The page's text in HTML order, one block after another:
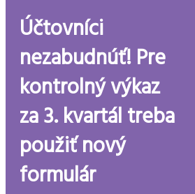
Účtovníci
nezabudnúť! Pre
kontrolný výkaz
za 3. kvartál treba
použiť nový
formulár